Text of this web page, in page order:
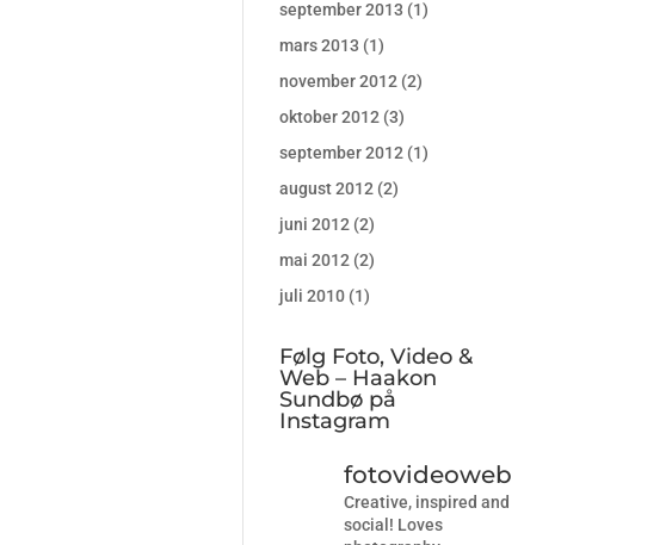
september 2013 (1)
mars 2013 (1)
november 2012 (2)
oktober 2012 (3)
september 2012 (1)
august 2012 (2)
juni 2012 (2)
mai 2012 (2)
juli 2010 (1)
Følg Foto, Video &
Web – Haakon
Sundbø på
Instagram
fotovideoweb
Creative, inspired and
social! Loves